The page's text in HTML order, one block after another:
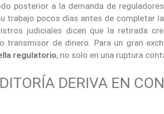
posterior a la demanda de
trabajo pocos días antes de completar
judiciales dicen que la retirada
transmisor de dinero. Para un gran
regulatorio, no solo en una ruptura
DERIVA EN